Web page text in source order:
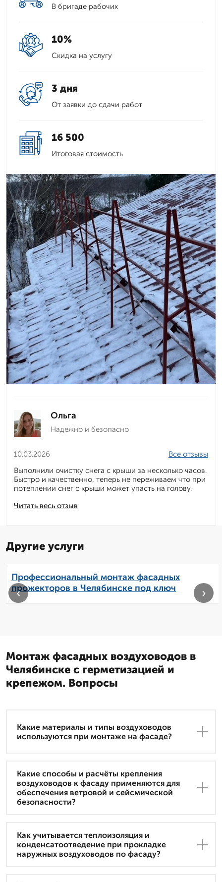
В бригаде рабочих
10%
Скидка на услугу
3 дня
От заявки до сдачи работ
16 500
Итоговая стоимость
Ольга
Надежно и безопасно
10.03.2026
Читать весь отзыв
Все отзывы
Выполнили очистку снега с крыши за несколько часов.
Быстро и качественно, теперь не переживаем что при
потеплении снег с крыши может упасть на голову.
Другие услуги
Профессиональный монтаж фасадных
прожекторов в Челябинске под ключ
‹ ›
Монтаж фасадных воздуховодов в
Челябинске с герметизацией и
крепежом. Вопросы
Какие материалы и типы воздуховодов
используются при монтаже на фасаде?
Какие способы и расчёты крепления
воздуховодов к фасаду применяются для
обеспечения ветровой и сейсмической
безопасности?
Как учитывается теплоизоляция и
конденсатоотведение при прокладке
наружных воздуховодов по фасаду?